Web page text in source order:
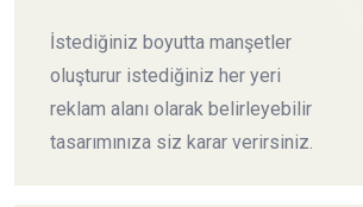
İstediğiniz boyutta manşetler
oluşturur istediğiniz her yeri
reklam alanı olarak belirleyebilir
tasarımınıza siz karar verirsiniz.